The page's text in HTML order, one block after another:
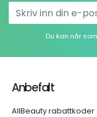
Du kan når
Anbefalt
AllBeauty rabattkoder